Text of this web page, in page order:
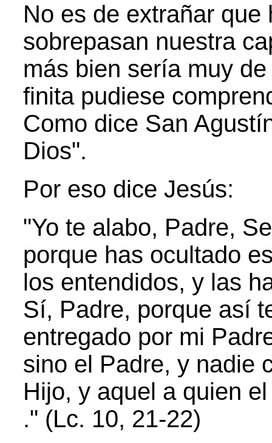
No es de extrañar
sobrepasan nuestra
más bien sería muy
finita pudiese
Como dice San
Dios".
Por eso dice Jesús:
"Yo te alabo, Padre,
porque has ocultado
los entendidos, y las
Sí, Padre, porque así
entregado por mi
sino el Padre, y nadie
Hijo, y aquel a quien
." (Lc. 10, 21-22)